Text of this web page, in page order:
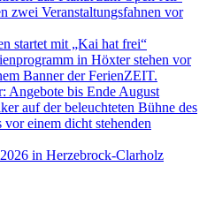
startet mit „Kai hat frei“
Angebote bis Ende August
in Herzebrock-Clarholz